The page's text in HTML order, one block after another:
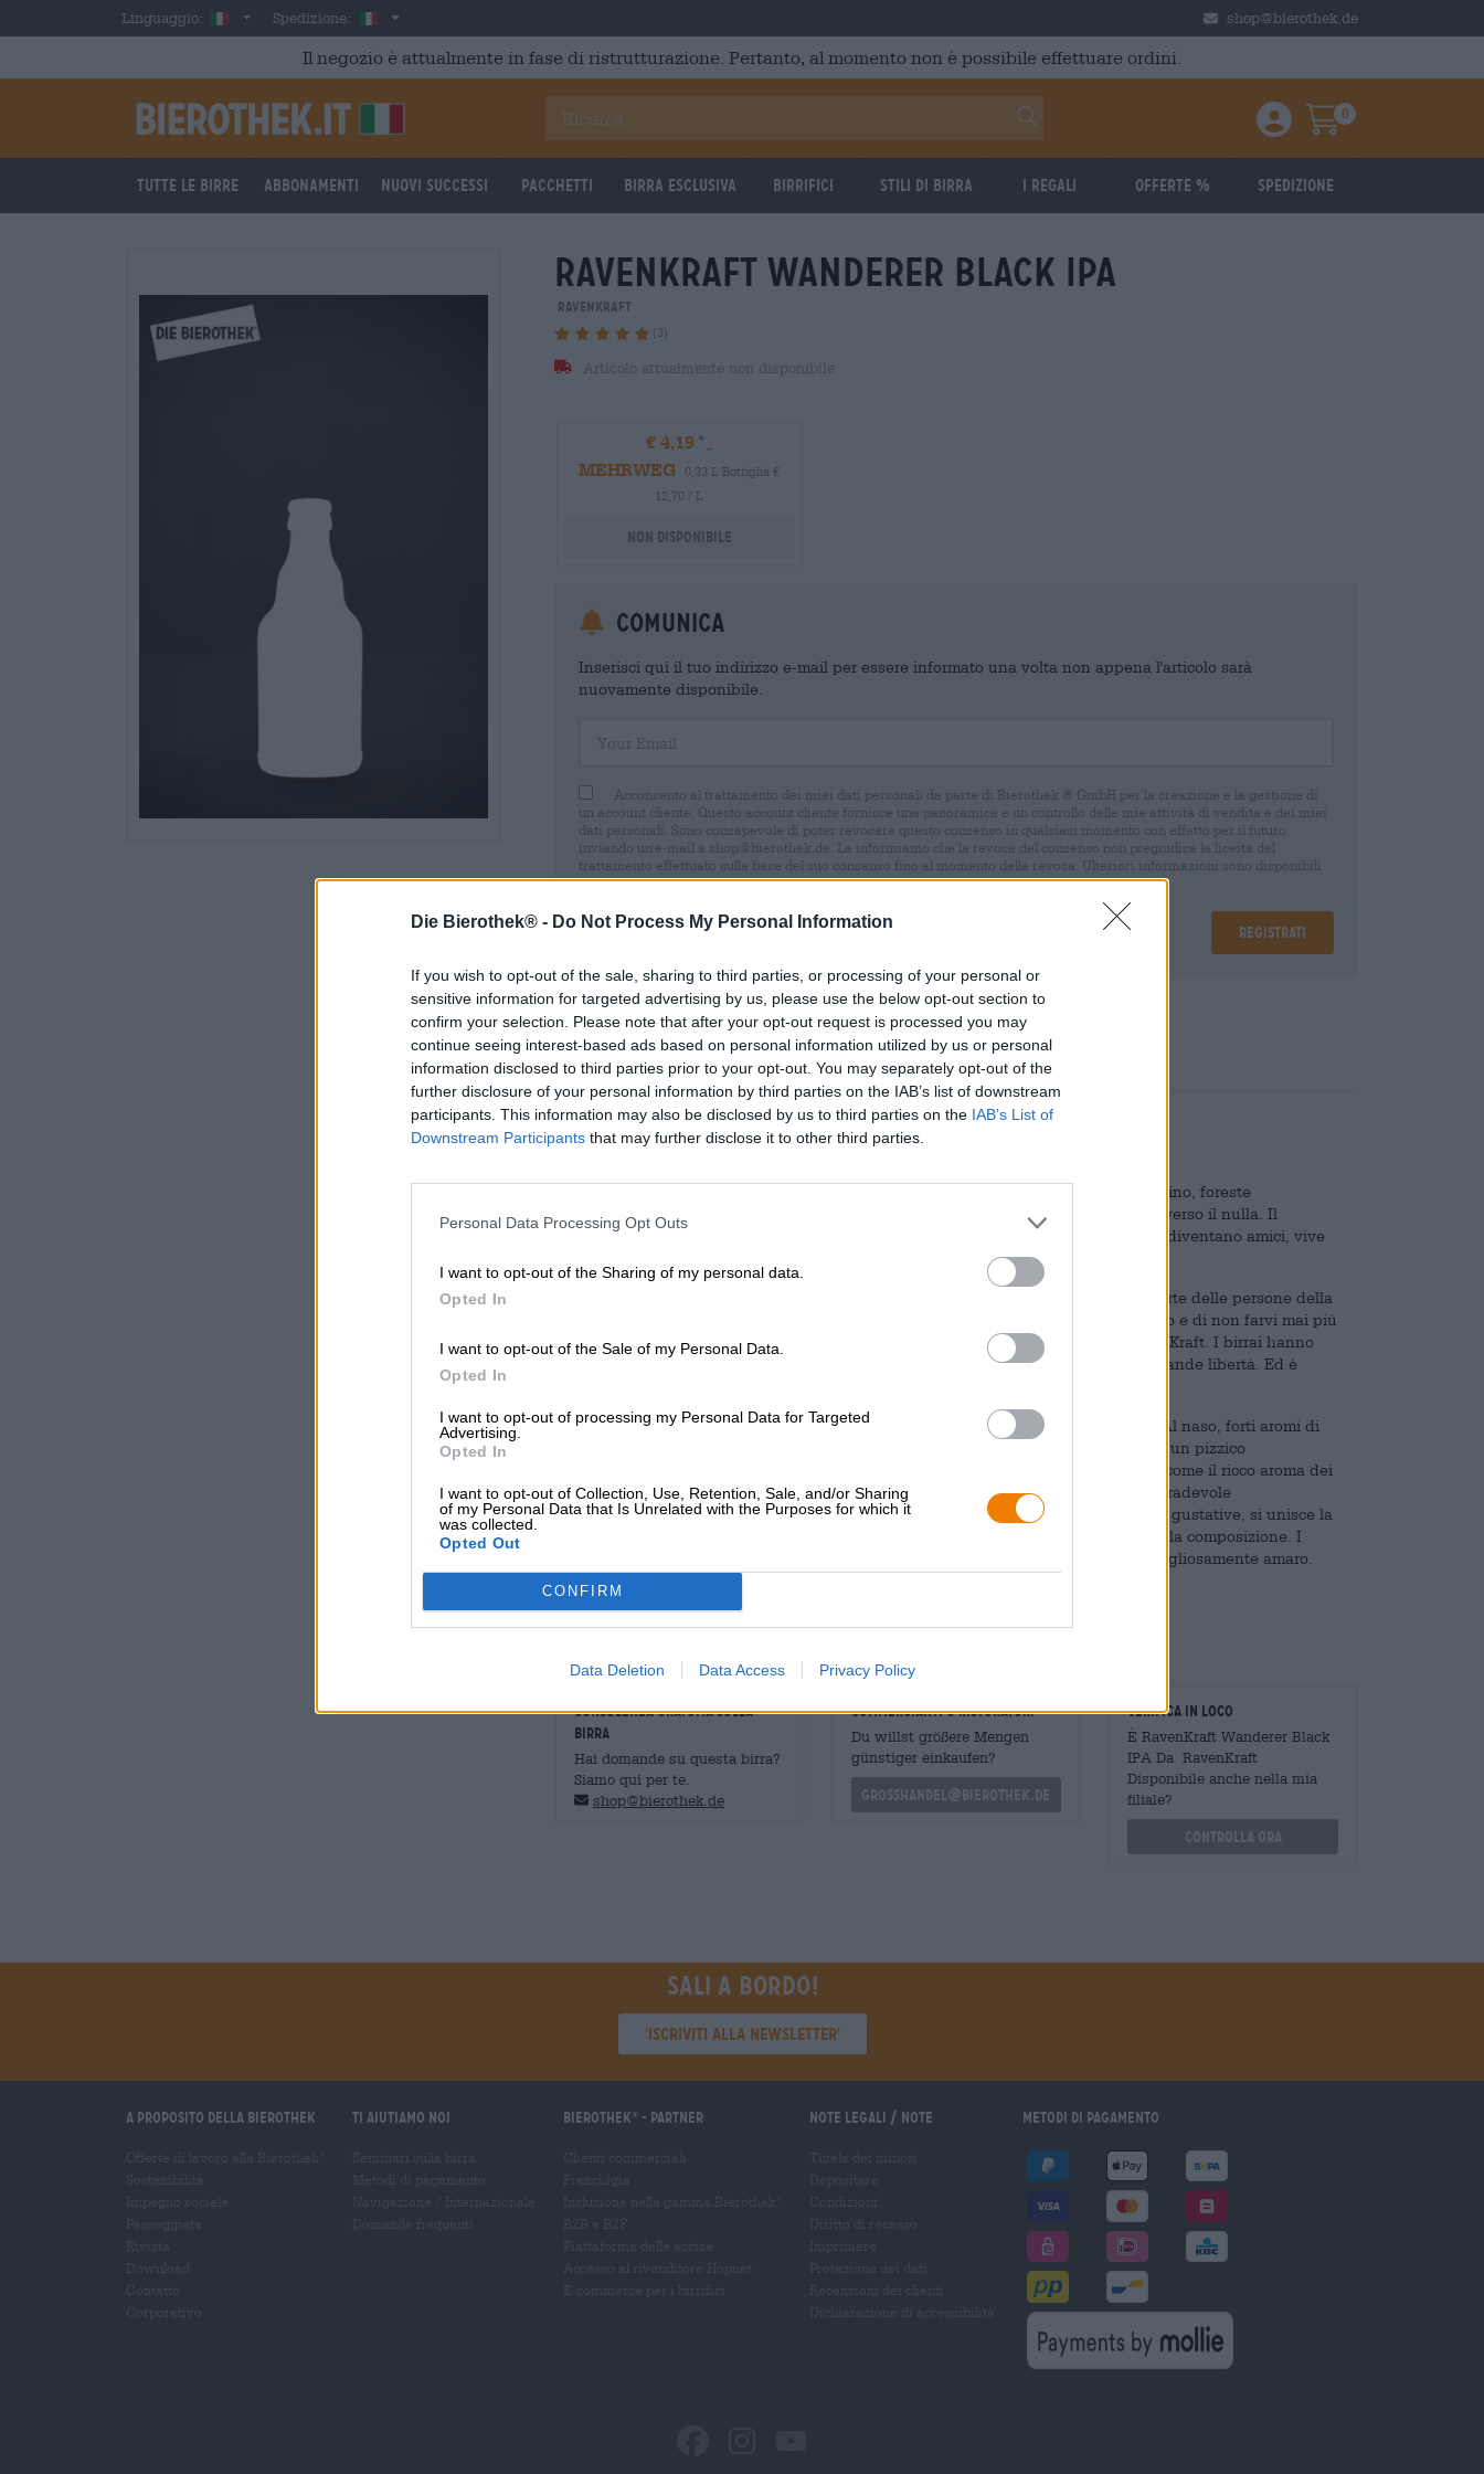
Die Bierothek® - Do Not Process My Personal Information
If you wish to opt-out of the sale, sharing to third parties, or processing of your personal or
sensitive information for targeted advertising by us, please use the below opt-out section to
confirm your selection. Please note that after your opt-out request is processed you may
continue seeing interest-based ads based on personal information utilized by us or personal
information disclosed to third parties prior to your opt-out. You may separately opt-out of the
further disclosure of your personal information by third parties on the IAB’s list of downstream
participants. This information may also be disclosed by us to third parties on the IAB’s List of
Downstream Participants that may further disclose it to other third parties.
Personal Data Processing Opt Outs
I want to opt-out of the Sharing of my personal data.
Opted In
I want to opt-out of the Sale of my Personal Data.
Opted In
I want to opt-out of processing my Personal Data for Targeted
Advertising.
Opted In
I want to opt-out of Collection, Use, Retention, Sale, and/or Sharing
of my Personal Data that Is Unrelated with the Purposes for which it
was collected.
Opted Out
CONFIRM
Data Deletion Data Access Privacy Policy
Skip to main contentLinguaggio: ItalianSpedizione: Italia shop@bierothek.de
Il negozio è attualmente in fase di ristrutturazione. Pertanto, al momento non è possibile effettuare ordini.
Einloggen / Anmelden
Warenkorb
0
Tutte le birre Abbonamenti Nuovi successi Pacchetti Birra Esclusiva Birrifici Stili di birra I regali Offerte % Spedizione
ravenkraft wanderer black ipa
RavenKraft
(3)
Articolo attualmente non disponibile
€ 4,19
MEHRWEG
0,33 L Bottiglia €
12,70 / L
Non disponibile
Comunica
Inserisci qui il tuo indirizzo e-mail per essere informato una volta non appena l'articolo sarà
nuovamente disponibile.
Acconsento al trattamento dei miei dati personali da parte di Bierothek ® GmbH per la creazione e la gestione di
un account cliente. Questo account cliente fornisce una panoramica e un controllo delle mie attività di vendita e dei miei
dati personali. Sono consapevole di poter revocare questo consenso in qualsiasi momento con effetto per il futuro
inviando un'e-mail a shop@bierothek.de. La informiamo che la revoca del consenso non pregiudica la liceità del
trattamento effettuato sulla base del suo consenso fino al momento della revoca. Ulteriori informazioni sono disponibili
nel nostrodichiarazione sulla protezione dei dati
Registrati
* I prezzi sono comprensivi di IVA. Più NavigazionepiùDepositare€ 0,08
Descrizione Informazioni Recensioni(3)
Wanderlust - Il forte desiderio di viaggiare.
Un percorso tortuoso che non finisce mai. Alberi nodosi costeggiano il suo cammino, foreste
impenetrabili, ampi campi e natura selvaggia lo accompagnano nel suo viaggio verso il nulla. Il
viandante cammina instancabile lungo il suo cammino, incontra sconosciuti che diventano amici, vive
Un viaggio senza fine verso l’ignoto esercita un grande fascino sulla maggior parte delle persone della
nostra epoca colpite dallo stress. Se ancora non avete il tempo di partire con tutto e di non farvi mai più
vedere, vi consigliamo la Wanderer Black IPA dell'etichetta di Norimberga RavenKraft. I birrai hanno
creato una birra che racchiude il desiderio di avventura, di spazio infinito e di grande libertà. Ed è
L'escursionista sfocia nel bicchiere in un impenetrabile colore marrone intenso. Al naso, forti aromi di
malto tostato si mescolano con il meraviglioso profumo del cioccolato fondente e un pizzico
sorprendentemente fresco di luppolo. Il caffè arriva alla seconda annusata, così come il ricco aroma dei
frutti secchi autunnali. All'esame gustativo evidenzia un corpo corposo ed una gradevole
carbonatazione. Caramello maltato e splendidi aromi tostati colpiscono le papille gustative, si unisce la
dolcezza dei frutti rossi essiccati e note speziate di caffè e liquirizia sottolineano la composizione. I
quattro tipi di luppolo si fanno sentire nel finale: il finale è secco, aspro e meravigliosamente amaro.
Hai fatto molta strada: concediti una birra che renda giustizia ai tuoi sforzi.
CONSULENZA GRATUITA SULLA
BIRRA
Hai domande su questa birra?
Siamo qui per te.
shop@bierothek.de
commercianti o ristoratori
Du willst größere Mengen
günstiger einkaufen?
grosshandel@bierothek.de
Verifica in loco
È RavenKraft Wanderer Black
IPA Da RavenKraft
Disponibile anche nella mia
filiale?
Controlla ora
Sali a bordo!
'Iscriviti alla newsletter'
A proposito della Bierothek Ti aiutiamo noi Bierothek - Partner Note legali / Note Metodi di pagamento